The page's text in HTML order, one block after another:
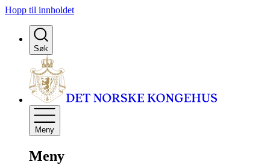
Hopp til innholdet
Søk
Meny
Meny